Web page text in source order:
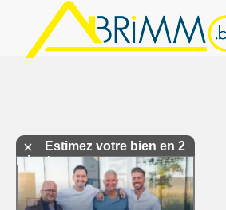
Estimez votre bien en 2
minutes